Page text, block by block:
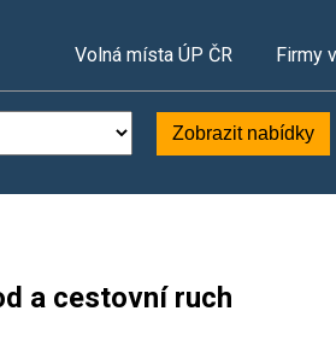
Volná místa ÚP ČR Firmy
Zobrazit nabídky
a cestovní ruch